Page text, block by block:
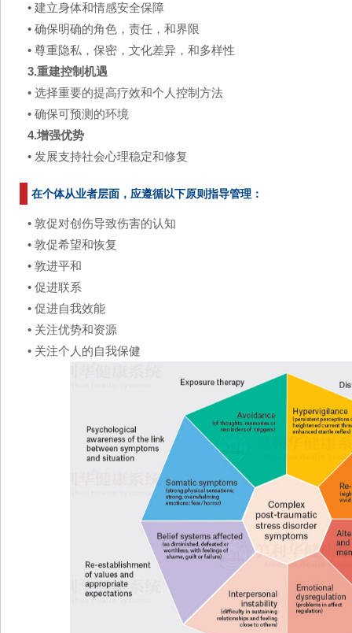
• 建立身体和情感安全保障
• 确保明确的角色，责任，和界限
• 尊重隐私，保密，文化差异，和多样性
3.重建控制机遇
• 选择重要的提高疗效和个人控制方法
• 确保可预测的环境
4.增强优势
• 发展支持社会心理稳定和修复
在个体从业者层面，应遵循以下原则指导管理：
• 敦促对创伤导致伤害的认知
• 敦促希望和恢复
• 敦进平和
• 促进联系
• 促进自我效能
• 关注优势和资源
• 关注个人的自我保健